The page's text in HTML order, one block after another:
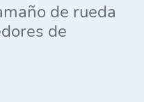
de rueda
de